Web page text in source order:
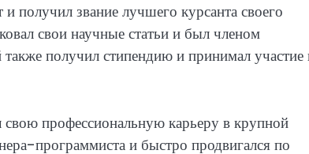
получил звание лучшего курсанта своего
свои научные статьи и был членом
получил стипендию и принимал участие
профессиональную карьеру в крупной
программиста и быстро продвигался по